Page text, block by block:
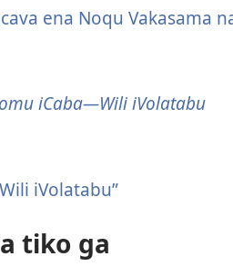
ena Noqu Vakasama
iCaba—Wili iVolatabu
iVolatabu”
tiko ga